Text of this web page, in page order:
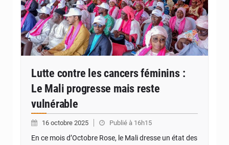
Lutte contre les cancers féminins :
Le Mali progresse mais reste
vulnérable
16 octobre 2025 Publié à 16h15
En ce mois d’Octobre Rose, le Mali dresse un état des